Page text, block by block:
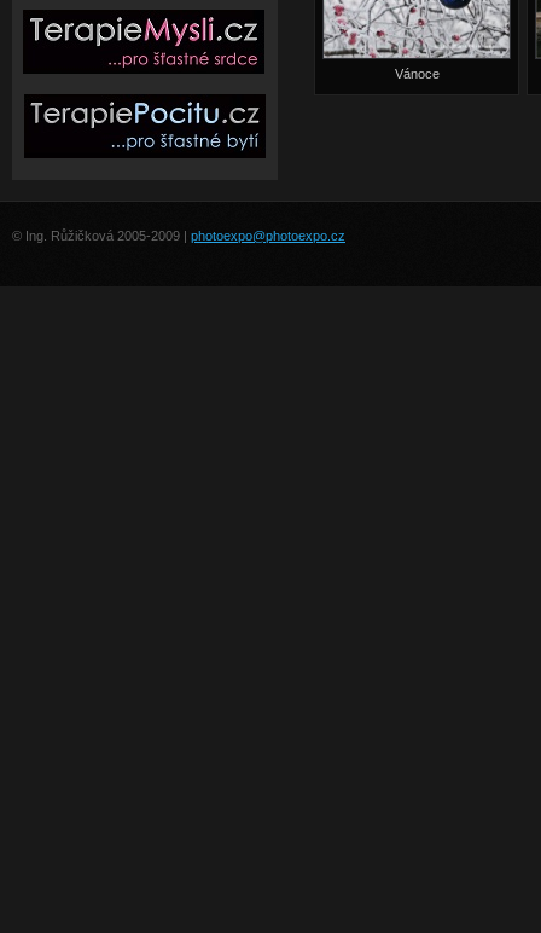
Vánoce
© Ing. Růžičková 2005-2009 | photoexpo@photoexpo.cz